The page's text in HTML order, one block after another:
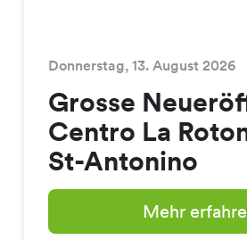
Donnerstag, 13. August 2026
Grosse
Centro La
St-Antonino
Mehr